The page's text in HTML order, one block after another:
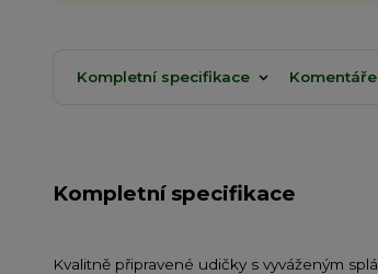
Kompletní specifikace Komentáře
Kompletní specifikace
Kvalitně připravené udičky s vyváženým